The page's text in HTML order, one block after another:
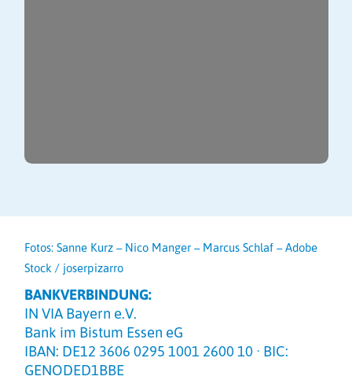
Fotos: Sanne Kurz – Nico Manger – Marcus Schlaf – Adobe
Stock / joserpizarro
BANKVERBINDUNG:
IN VIA Bayern e.V.
Bank im Bistum Essen eG
IBAN: DE12 3606 0295 1001 2600 10 · BIC:
GENODED1BBE